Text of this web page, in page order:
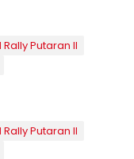
Putaran ll
Putaran ll